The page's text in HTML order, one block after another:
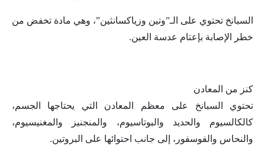
السبانخ تحتوي على الـ”وتين وزياكسانثين”، وهي مادة تخفض من
خطر الإصابة بإعتام عدسة العين.
كنز من المعادن
تحتوي السبانخ على معظم المعادن التي يحتاجها الجسم،
كالكالسيوم والحديد والبوتاسيوم، والمنجنيز والمغنيسيوم،
والنحاس والفوسفور، إلى جانب احتوائها على البروتين.